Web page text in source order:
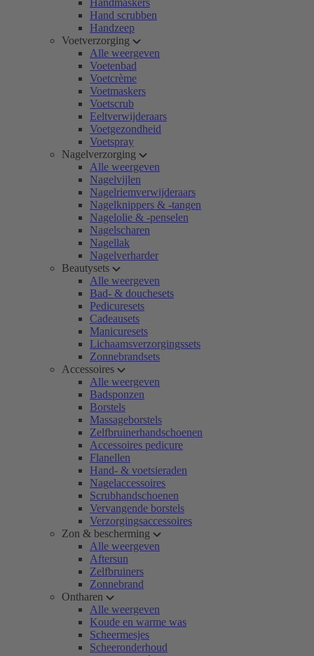
Handmaskers
Hand scrubben
Handzeep
Voetverzorging
Alle weergeven
Voetenbad
Voetcrème
Voetmaskers
Voetscrub
Eeltverwijderaars
Voetgezondheid
Voetspray
Nagelverzorging
Alle weergeven
Nagelvijlen
Nagelriemverwijderaars
Nagelknippers & -tangen
Nagelolie & -penselen
Nagelscharen
Nagellak
Nagelverharder
Beautysets
Alle weergeven
Bad- & douchesets
Pedicuresets
Cadeausets
Manicuresets
Lichaamsverzorgingssets
Zonnebrandsets
Accessoires
Alle weergeven
Badsponzen
Borstels
Massageborstels
Zelfbruinerhandschoenen
Accessoires pedicure
Flanellen
Hand- & voetsieraden
Nagelaccessoires
Scrubhandschoenen
Vervangende borstels
Verzorgingsaccessoires
Zon & bescherming
Alle weergeven
Aftersun
Zelfbruiners
Zonnebrand
Ontharen
Alle weergeven
Koude en warme was
Scheermesjes
Scheeronderhoud